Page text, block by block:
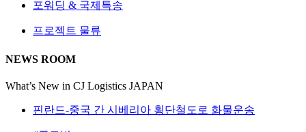
포워딩 & 국제특송
프로젝트 물류
NEWS ROOM
What’s New in CJ Logistics JAPAN
핀란드-중국 간 시베리아 횡단철도로 화물운송